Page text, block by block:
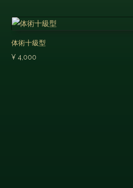
体術十級型
¥4,000